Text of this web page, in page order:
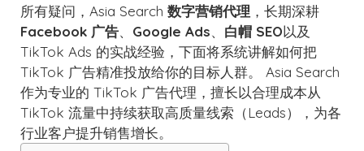
所有疑问，Asia Search 数字营销代理 ，长期深耕
Facebook 广告、 Google Ads、 白帽 SEO以及
TikTok Ads 的实战经验，下面将系统讲解如何把
TikTok 广告精准投放给你的目标人群。 Asia Search
作为专业的 TikTok 广告代理，擅长以合理成本从
TikTok 流量中持续获取高质量线索（Leads），为各
行业客户提升销售增长。